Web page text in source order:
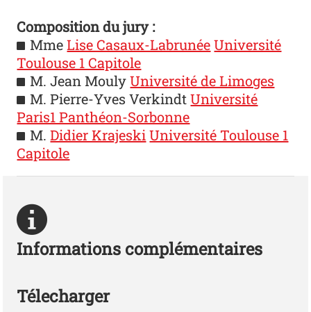
Composition du jury :
MmeLise Casaux-Labrunée Université
Toulouse 1 Capitole
M. Jean MoulyUniversité de Limoges
M. Pierre-Yves VerkindtUniversité
Paris1 Panthéon-Sorbonne
M.Didier Krajeski Université Toulouse 1
Capitole
Informations complémentaires
Télecharger